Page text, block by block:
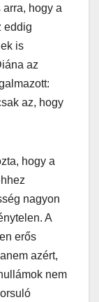
hogy a
eddig
is
az
az, hogy
hogy a
nagyon
A
erős
azért,
nem